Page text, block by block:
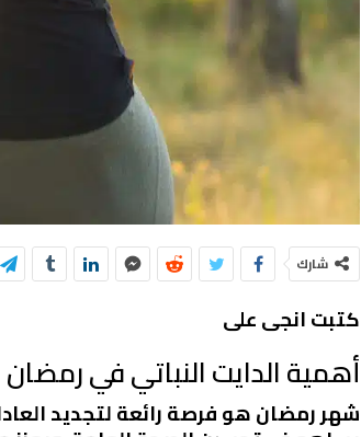
شارك
كتبت انجى على
أهمية الدايت النباتي في رمضان
شهر رمضان هو فرصة رائعة لتجديد